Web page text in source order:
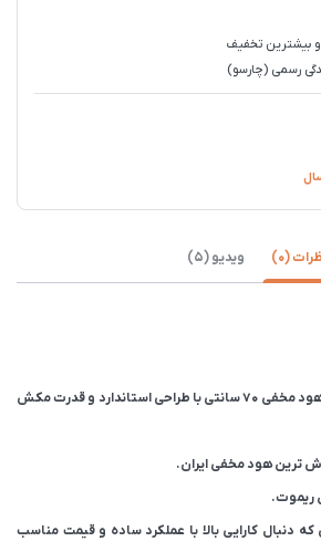
بیشترین تخفیف
رسمی (چارسو)
(0) ویدیو (5)
هود مخفی کن مدل آرتیما ۲ هود مخفی ۷۰ سانتی با طراحی استاندارد و قدرت مکش
ترین هود مخفی ایران.
ریموت.
دنبال کارایی بالا با عملکرد ساده و قیمت مناسب